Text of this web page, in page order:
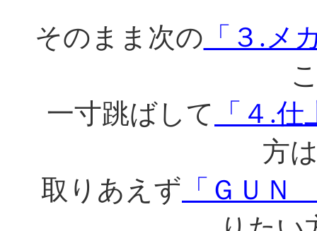
そのまま次の 「３.メ
一寸跳ばして
「４.
方
取りあえず 「ＧＵ